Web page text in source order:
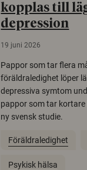
kopplas till
depression
19 juni 2026
Pappor som tar flera
föräldraledighet löper
depressiva symtom
pappor som tar kortare
ny svensk studie.
Föräldraledighet
Psykisk hälsa